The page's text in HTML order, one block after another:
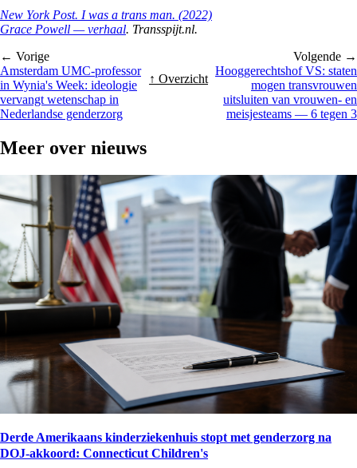
New York Post. I was a trans man. (2022)
Grace Powell — verhaal. Transspijt.nl.
← Vorige
Amsterdam UMC-professor
in Wynia's Week: ideologie
vervangt wetenschap in
Nederlandse genderzorg
↑ Overzicht
Volgende →
Hooggerechtshof VS: staten
mogen transvrouwen
uitsluiten van vrouwen- en
meisjesteams — 6 tegen 3
Meer over nieuws
Derde Amerikaans kinderziekenhuis stopt met genderzorg na
DOJ-akkoord: Connecticut Children's